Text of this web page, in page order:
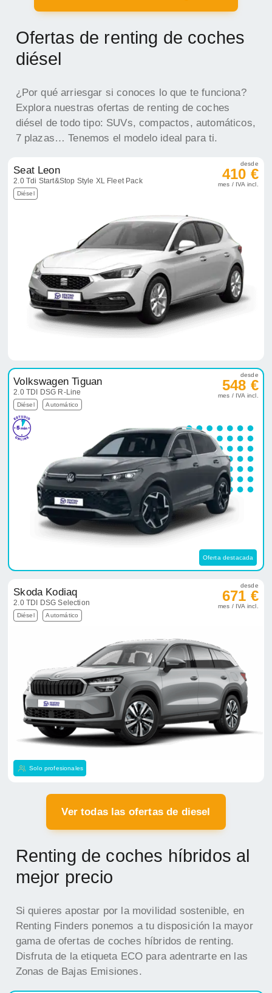
Ofertas de renting de coches
diésel
¿Por qué arriesgar si conoces lo que te funciona?
Explora nuestras ofertas de renting de coches
diésel de todo tipo: SUVs, compactos, automáticos,
7 plazas… Tenemos el modelo ideal para ti.
Seat Leon
2.0 Tdi Start&Stop Style XL Fleet Pack
Diésel
desde
410 €
mes / IVA incl.
Volkswagen Tiguan
2.0 TDI DSG R-Line
Diésel Automático
desde
548 €
mes / IVA incl.
Oferta destacada
Skoda Kodiaq
2.0 TDI DSG Selection
Diésel Automático
desde
671 €
mes / IVA incl.
Solo profesionales
Ver todas las ofertas de diesel
Renting de coches híbridos al
mejor precio
Si quieres apostar por la movilidad sostenible, en
Renting Finders ponemos a tu disposición la mayor
gama de ofertas de coches híbridos de renting.
Disfruta de la etiqueta ECO para adentrarte en las
Zonas de Bajas Emisiones.